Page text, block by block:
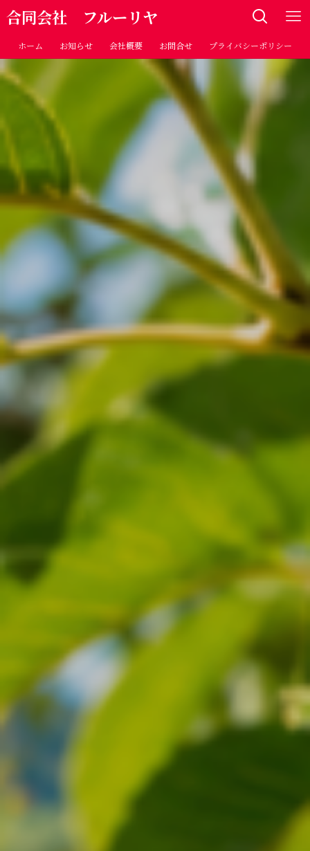
合同会社 フルーリヤ
ホーム お知らせ 会社概要 お問合せ プライバシーポリシー